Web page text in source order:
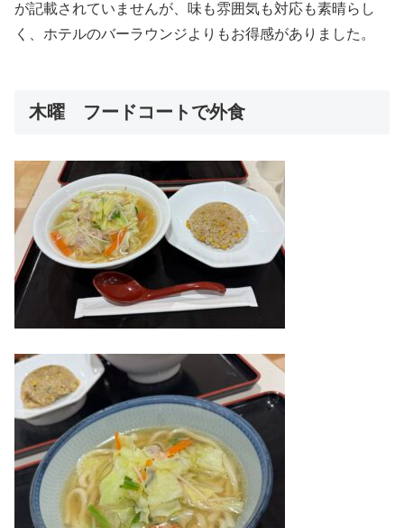
が記載されていませんが、味も雰囲気も対応も素晴らし
く、ホテルのバーラウンジよりもお得感がありました。
木曜 フードコートで外食